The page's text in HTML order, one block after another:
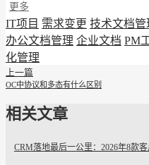
更多
IT项目 需求变更 技术文档管
办公文档管理 企业文档 PM
化管理
上一篇
OC中协议和多态有什么区别
相关文章
CRM落地最后一公里：2026年8款